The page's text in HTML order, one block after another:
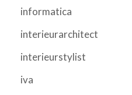
informatica
interieurarchitect
interieurstylist
iva